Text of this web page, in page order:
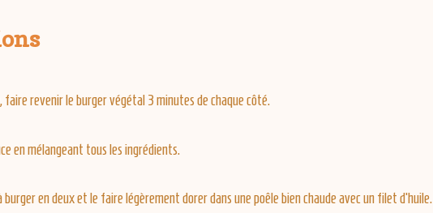
faire revenir le burger végétal 3 minutes de chaque côté.
en mélangeant tous les ingrédients.
burger en deux et le faire légèrement dorer dans une poêle bien chaude avec un filet d’huile.